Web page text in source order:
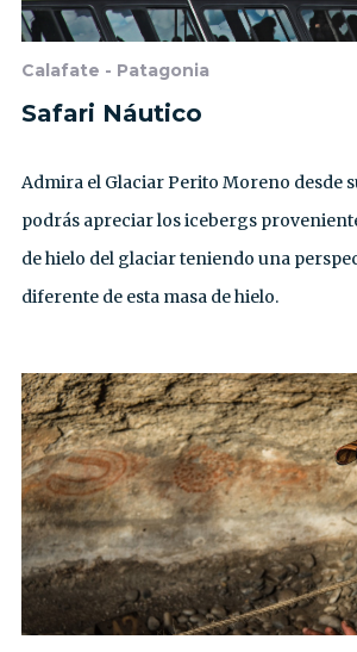
Calafate - Patagonia
Safari Náutico
Admira el Glaciar Perito Moreno desde
podrás apreciar los icebergs
de hielo del glaciar teniendo una
diferente de esta masa de hielo.